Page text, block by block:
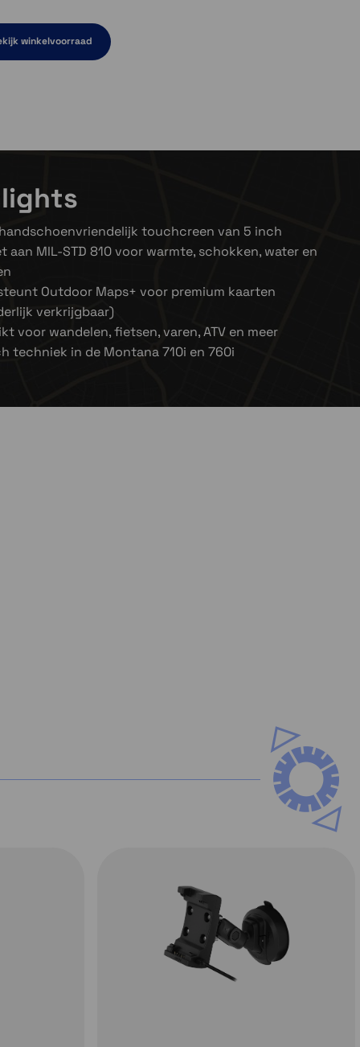
winkelvoorraad
touchcreen van 5 inch
aan MIL-STD 810 voor warmte, schokken, water en
Outdoor Maps+ voor premium kaarten
verkrijgbaar)
voor wandelen, fietsen, varen, ATV en meer
techniek in de Montana 710i en 760i